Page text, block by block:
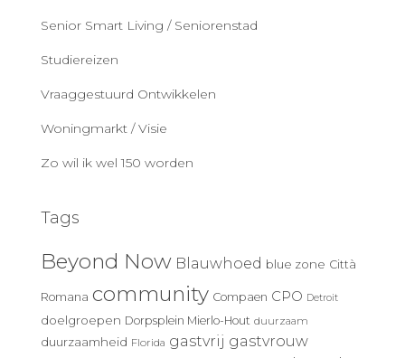
Senior Smart Living / Seniorenstad
Studiereizen
Vraaggestuurd Ontwikkelen
Woningmarkt / Visie
Zo wil ik wel 150 worden
Tags
Beyond Now Blauwhoed blue zone Città
Romana community Compaen CPO Detroit
doelgroepen Dorpsplein Mierlo-Hout duurzaam
duurzaamheid Florida gastvrij gastvrouw